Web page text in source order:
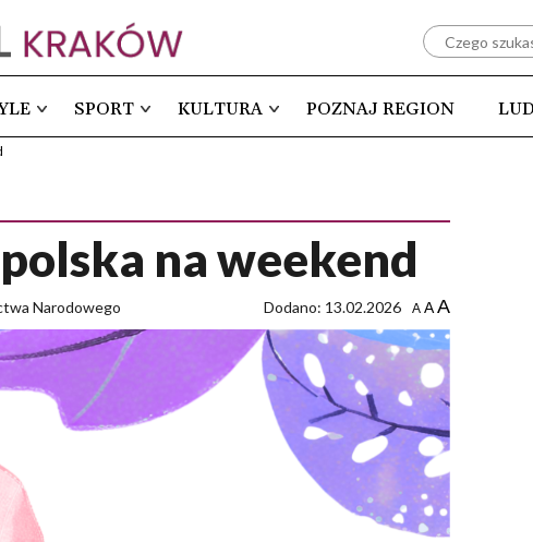
SPORT KULTURA POZNAJ REGION
na weekend
Narodowego Dodano: 13.02.2026 A AA